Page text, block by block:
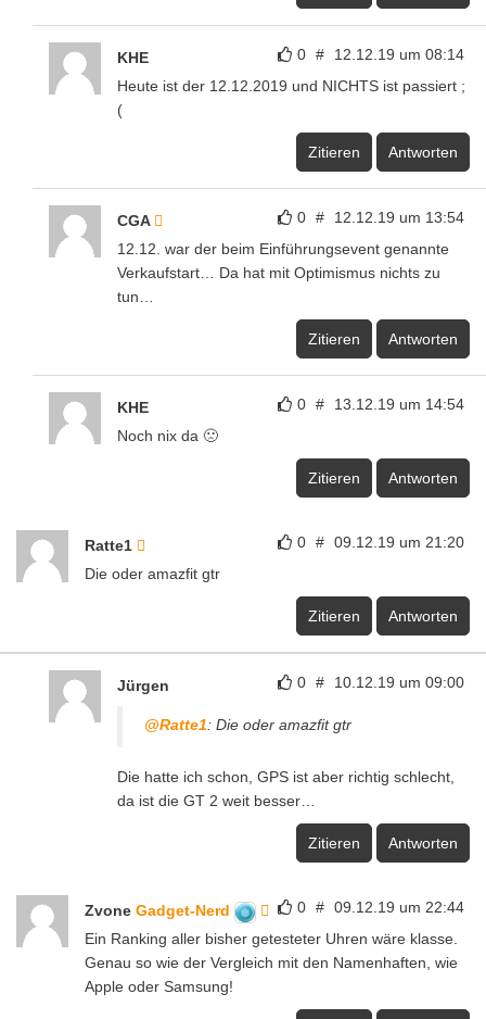
0 # 12.12.19 um 08:14
KHE
Heute ist der 12.12.2019 und NICHTS ist passiert ;
(
Zitieren Antworten
0 # 12.12.19 um 13:54
CGA
12.12. war der beim Einführungsevent genannte
Verkaufstart… Da hat mit Optimismus nichts zu
tun…
Zitieren Antworten
0 # 13.12.19 um 14:54
KHE
Noch nix da 🙁
Zitieren Antworten
0 # 09.12.19 um 21:20
Ratte1
Die oder amazfit gtr
Zitieren Antworten
0 # 10.12.19 um 09:00
Jürgen
@Ratte1: Die oder amazfit gtr
Die hatte ich schon, GPS ist aber richtig schlecht,
da ist die GT 2 weit besser…
Zitieren Antworten
0 # 09.12.19 um 22:44
Zvone Gadget-Nerd
Ein Ranking aller bisher getesteter Uhren wäre klasse.
Genau so wie der Vergleich mit den Namenhaften, wie
Apple oder Samsung!